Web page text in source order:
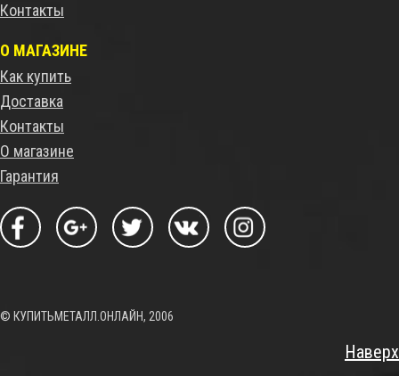
Контакты
О МАГАЗИНЕ
Как купить
Доставка
Контакты
О магазине
Гарантия
© КУПИТЬМЕТАЛЛ.ОНЛАЙН, 2006
Наверх